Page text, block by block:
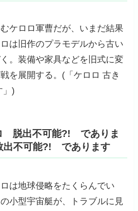
ケロロ軍曹だが、いまだ結果
は旧作のプラモデルから古い
。装備や家具などを旧式に変
を展開する。(「ケロロ 古き
」)
脱出不可能?! でありま
不可能?! であります
は地球侵略をたくらんでい
小型宇宙艇が、トラブルに見